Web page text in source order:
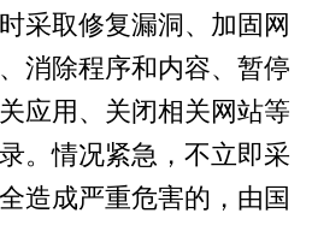
采取修复漏洞、加固网
消除程序和内容、暂停
应用、关闭相关网站等
。情况紧急，不立即采
造成严重危害的，由国